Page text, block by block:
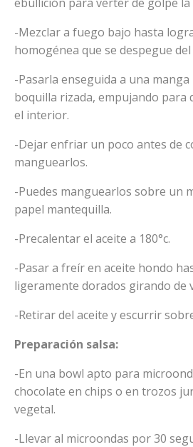
-Mezclar a fuego bajo hasta
homogénea que se despegue
-Pasarla enseguida a una
boquilla rizada, empujando para
el interior.
-Dejar enfriar un poco antes de
manguearlos.
-Puedes manguearlos sobre un
papel mantequilla.
-Precalentar el aceite a 180°c.
-Pasar a freír en aceite hondo
ligeramente dorados girando de
-Retirar del aceite y escurrir
Preparación salsa:
-En una bowl apto para
chocolate en chips o en trozos
vegetal.
-Llevar al microondas por 30